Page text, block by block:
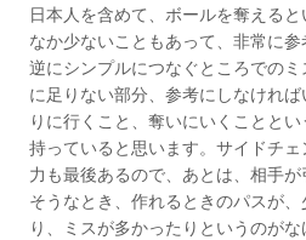
日本人を含めて、ボールを奪える
なか少ないこともあって、非常に参
逆にシンプルにつなぐところでの
に足りない部分、参考にしなけれ
りに行くこと、奪いにいくことと
持っていると思います。サイドチ
力も最後あるので、あとは、相手
そうなとき、作れるときのパスが
り、ミスが多かったりというのが